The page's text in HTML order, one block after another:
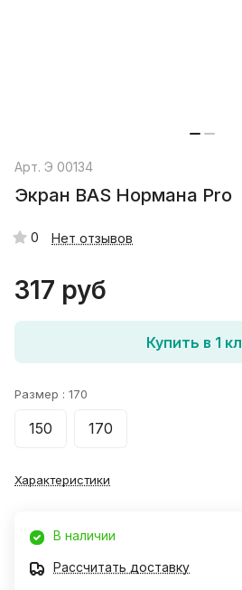
Арт. Э 00134
Экран BAS Нормана Pro
0 Нет отзывов
317 руб
Купить в 1
Размер : 170
150 170
Характеристики
В наличии
Рассчитать доставку